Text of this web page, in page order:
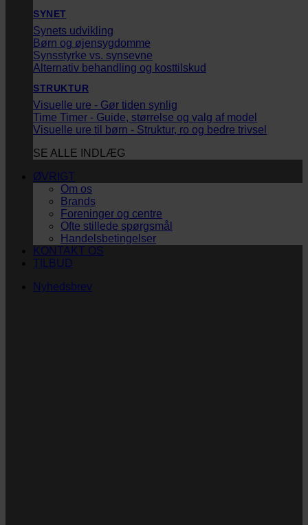
SYNET
Synets udvikling
Børn og øjensygdomme
Synsstyrke vs. synsevne
Alternativ behandling og kosttilskud
STRUKTUR
Visuelle ure - Gør tiden synlig
Time Timer - Guide, størrelse og valg af model
Visuelle ure til børn - Struktur, ro og bedre trivsel
SE ALLE INDLÆG
ØVRIGT
Om os
Brands
Foreninger og centre
Ofte stillede spørgsmål
Handelsbetingelser
KONTAKT OS
TILBUD
Nyhedsbrev